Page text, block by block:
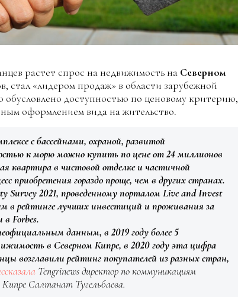
растет спрос на недвижимость на Северном
стал «лидером продаж» в области зарубежной
доступностью по ценовому критерию,
оформлением вида на жительство.
с бассейнами, охраной, развитой
к морю можно купить по цене от 24 миллионов
квартира в чистовой отделке и частичной
приобретения гораздо проще, чем в других странах.
Survey 2021, проведенному порталом Live and Invest
в рейтинге лучших инвестиций и проживания за
Forbes.
данным, в 2019 году более 5
в Северном Кипре, в 2020 году эта цифра
возглавили рейтинг покупателей из разных стран,
Tengrinews директор по коммуникациям
Салтанат Тугельбаева.